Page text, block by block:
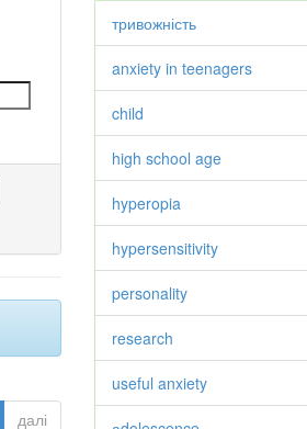
далі
тривожність
anxiety in teenagers
child
high school age
hyperopia
hypersensitivity
personality
research
useful anxiety